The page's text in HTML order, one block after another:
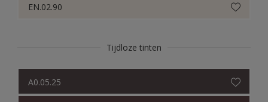
EN.02.90
Tijdloze tinten
A0.05.25